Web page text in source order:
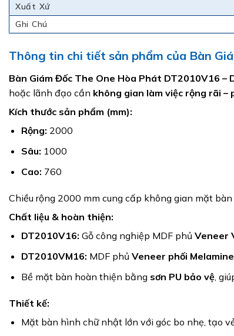
Xuất Xứ
Ghi Chú
Thông tin chi tiết sản phẩm của Bàn
Bàn Giám Đốc The One Hòa Phát DT2010V16 –
hoặc lãnh đạo cần không gian làm việc rộng rãi –
Kích thước sản phẩm (mm):
Rộng: 2000
Sâu: 1000
Cao: 760
Chiều rộng 2000 mm cung cấp không gian mặt
Chất liệu & hoàn thiện:
DT2010V16: Gỗ công nghiệp MDF phủ Veneer
DT2010VM16: MDF phủ Veneer phối
Bề mặt bàn hoàn thiện bằng sơn PU bảo vệ,
Thiết kế:
Mặt bàn hình chữ nhật lớn với góc bo nhẹ, tạo